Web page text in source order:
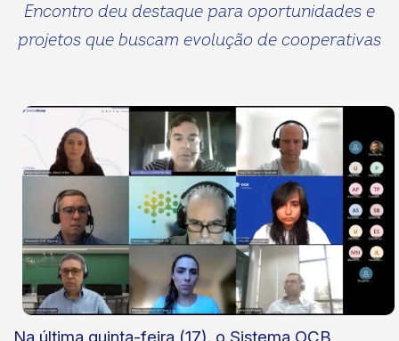
Encontro deu destaque para oportunidades e
projetos que buscam evolução de cooperativas